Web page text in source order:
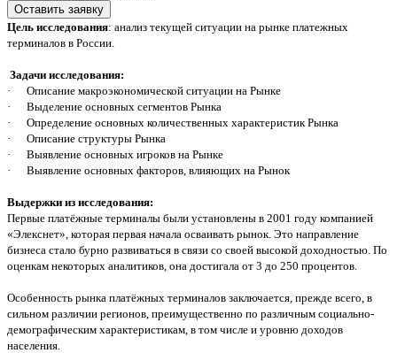
Оставить заявку
Цель исследования: анализ текущей ситуации на рынке платежных
терминалов в России.
Задачи исследования:
·
Описание макроэкономической ситуации на Рынке
·
Выделение основных сегментов Рынка
·
Определение основных количественных характеристик Рынка
·
Описание структуры Рынка
·
Выявление основных игроков на Рынке
·
Выявление основных факторов, влияющих на Рынок
Выдержки из исследования:
Первые платёжные терминалы были установлены в 2001 году компанией
«Элекснет», которая первая начала осваивать рынок. Это направление
бизнеса стало бурно развиваться в связи со своей высокой доходностью. По
оценкам некоторых аналитиков, она достигала от 3 до 250 процентов.
Особенность рынка платёжных терминалов заключается, прежде всего, в
сильном различии регионов, преимущественно по различным социально-
демографическим характеристикам, в том числе и уровню доходов
населения.